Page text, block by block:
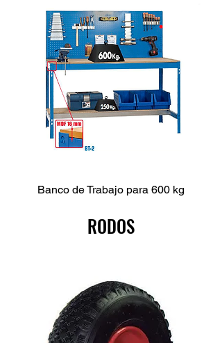
Banco de Trabajo para 600 kg
RODOS